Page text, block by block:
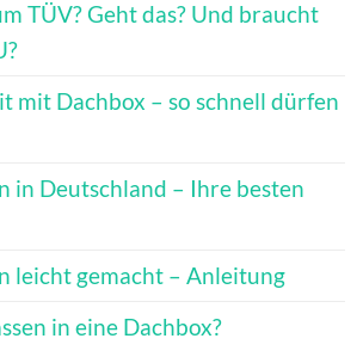
TÜV? Geht das? Und braucht
mit Dachbox – so schnell dürfen
in Deutschland – Ihre besten
leicht gemacht – Anleitung
in eine Dachbox?